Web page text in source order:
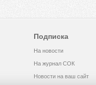
Подписка
На новости
На журнал СОК
Новости на ваш сайт